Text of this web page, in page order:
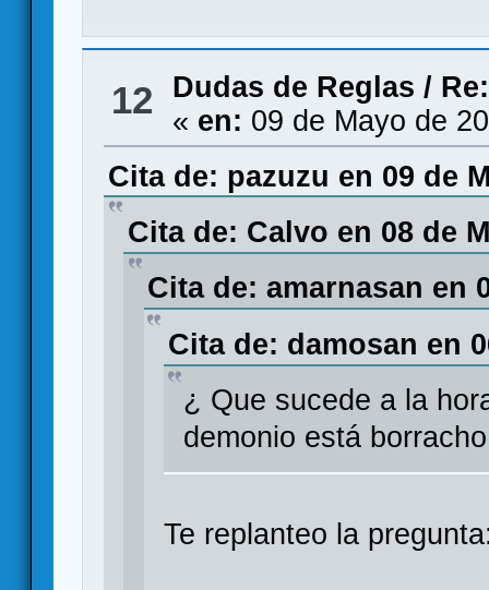
12 Dudas de Reglas /
« en: 09 de Mayo de
Cita de: pazuzu en 09 de
Cita de: Calvo en 08 de
Cita de: amarnasan en
Cita de: damosan en
¿ Que sucede a la
demonio está
Te replanteo la